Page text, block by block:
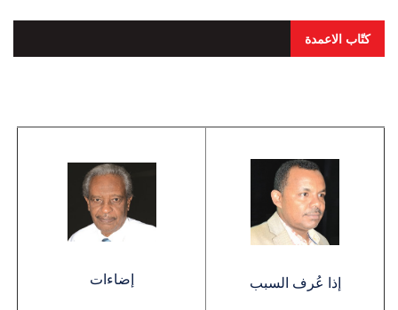
كتّاب الاعمدة
إذا عُرف السبب إضاءات